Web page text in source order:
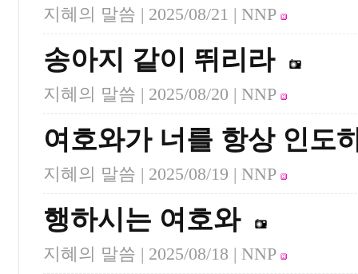
지혜의 말씀 | 2025/08/21 | NNP
송아지 같이 뛰리라
지혜의 말씀 | 2025/08/20 | NNP
여호와가 너를 항상 인도
지혜의 말씀 | 2025/08/19 | NNP
행하시는 여호와
지혜의 말씀 | 2025/08/18 | NNP